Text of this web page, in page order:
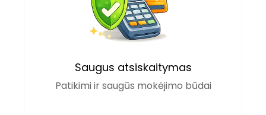
Saugus atsiskaitymas
Patikimi ir saugūs mokėjimo būdai